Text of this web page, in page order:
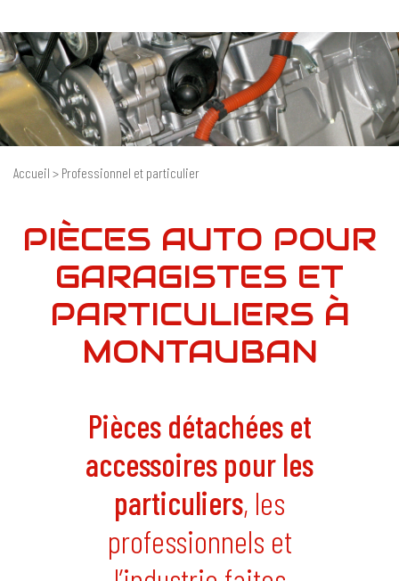
Accueil > Professionnel et particulier
PIÈCES AUTO POUR
GARAGISTES ET
PARTICULIERS À
MONTAUBAN
Pièces détachées et
accessoires pour les
particuliers, les
professionnels et